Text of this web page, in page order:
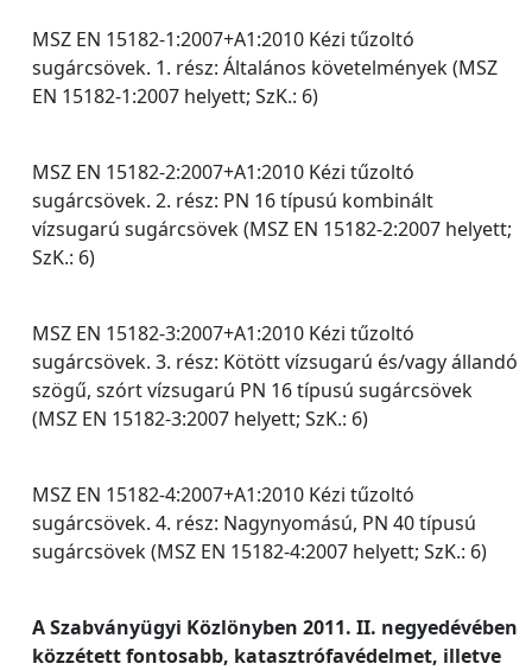
MSZ EN 15182-1:2007+A1:2010 Kézi tűzoltó
sugárcsövek. 1. rész: Általános követelmények (MSZ
EN 15182-1:2007 helyett; SzK.: 6)
MSZ EN 15182-2:2007+A1:2010 Kézi tűzoltó
sugárcsövek. 2. rész: PN 16 típusú kombinált
vízsugarú sugárcsövek (MSZ EN 15182-2:2007 helyett;
SzK.: 6)
MSZ EN 15182-3:2007+A1:2010 Kézi tűzoltó
sugárcsövek. 3. rész: Kötött vízsugarú és/vagy állandó
szögű, szórt vízsugarú PN 16 típusú sugárcsövek
(MSZ EN 15182-3:2007 helyett; SzK.: 6)
MSZ EN 15182-4:2007+A1:2010 Kézi tűzoltó
sugárcsövek. 4. rész: Nagynyomású, PN 40 típusú
sugárcsövek (MSZ EN 15182-4:2007 helyett; SzK.: 6)
A Szabványügyi Közlönyben 2011. II. negyedévében
közzétett fontosabb, katasztrófavédelmet, illetve